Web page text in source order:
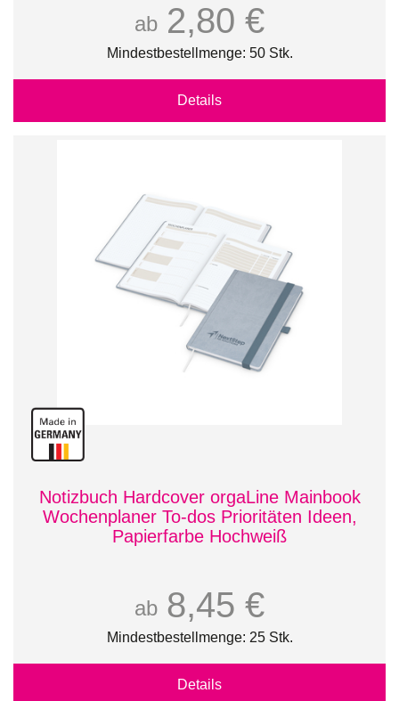
ab 2,80 €
Mindestbestellmenge: 50 Stk.
Details
Notizbuch Hardcover orgaLine Mainbook
Wochenplaner To-dos Prioritäten Ideen,
Papierfarbe Hochweiß
ab 8,45 €
Mindestbestellmenge: 25 Stk.
Details